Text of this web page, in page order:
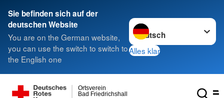
Sie befinden sich auf der
deutschen Website
You are on the German website,
you can use the switch to switch to
the English one
Sprache wechseln zu
Alles klar
Bad Friedrichshall
Ortsverein